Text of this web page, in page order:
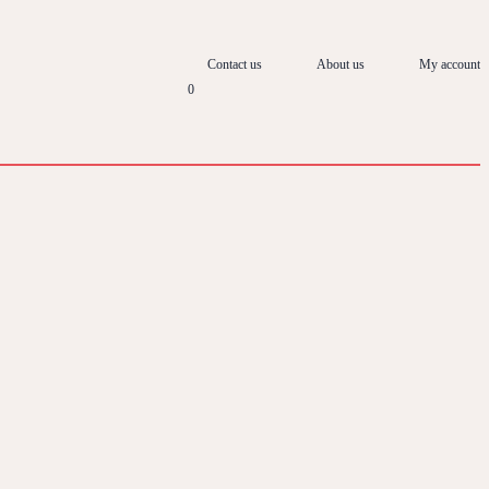
Contact us About us
My account
0